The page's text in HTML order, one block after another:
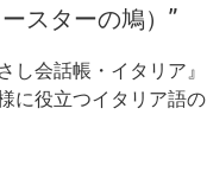
スターの鳩）”
し会話帳・イタリア』
に役立つイタリア語の